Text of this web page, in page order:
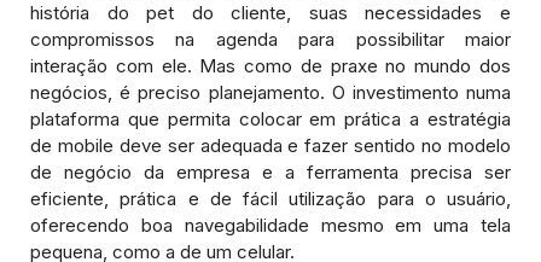
história do pet do cliente, suas necessidades e
compromissos na agenda para possibilitar maior
interação com ele. Mas como de praxe no mundo dos
negócios, é preciso planejamento. O investimento numa
plataforma que permita colocar em prática a estratégia
de mobile deve ser adequada e fazer sentido no modelo
de negócio da empresa e a ferramenta precisa ser
eficiente, prática e de fácil utilização para o usuário,
oferecendo boa navegabilidade mesmo em uma tela
pequena, como a de um celular.